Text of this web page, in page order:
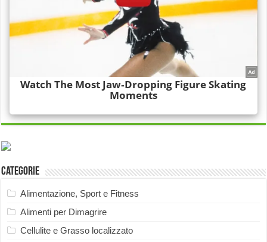
Categorie
Alimentazione, Sport e Fitness
Alimenti per Dimagrire
Cellulite e Grasso localizzato